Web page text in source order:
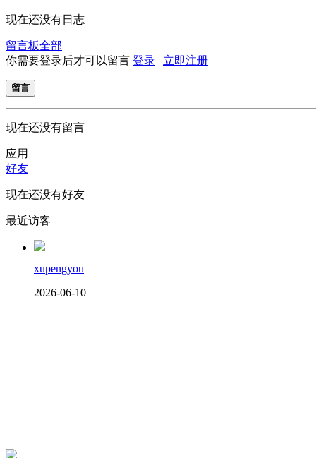
现在还没有日志
留言板全部
你需要登录后才可以留言 登录 | 立即注册
留言
现在还没有留言
应用
好友
现在还没有好友
最近访客
xupengyou
2026-06-10